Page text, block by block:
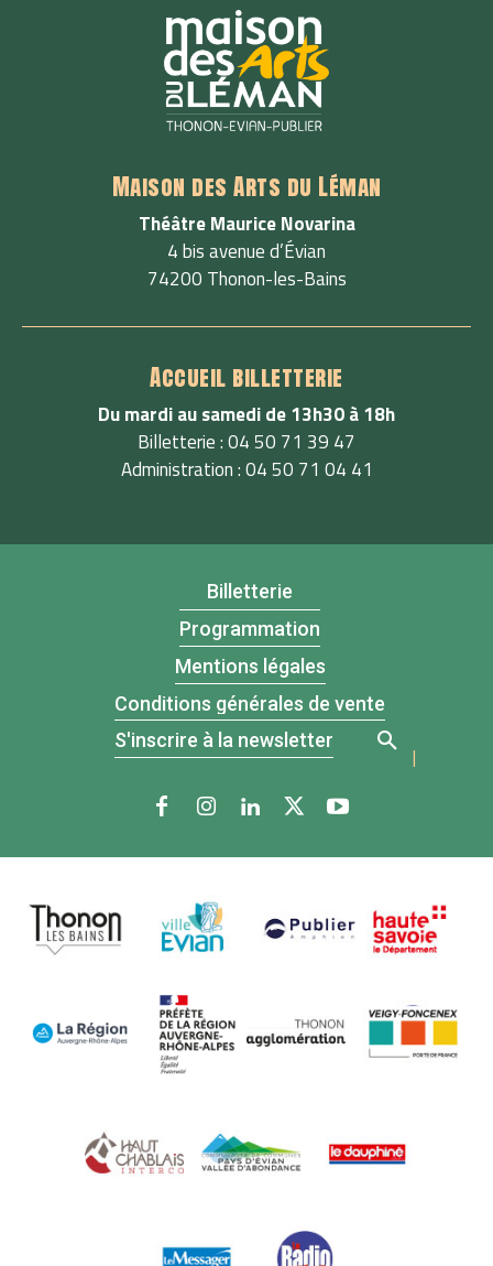
Maison des Arts du Léman
Théâtre Maurice Novarina
4 bis avenue d’Évian
74200 Thonon-les-Bains
Accueil billetterie
Du mardi au samedi de 13h30 à 18h
Billetterie : 04 50 71 39 47
Administration : 04 50 71 04 41
Billetterie
Programmation
Mentions légales
Conditions générales de vente
S'inscrire à la newsletter
|